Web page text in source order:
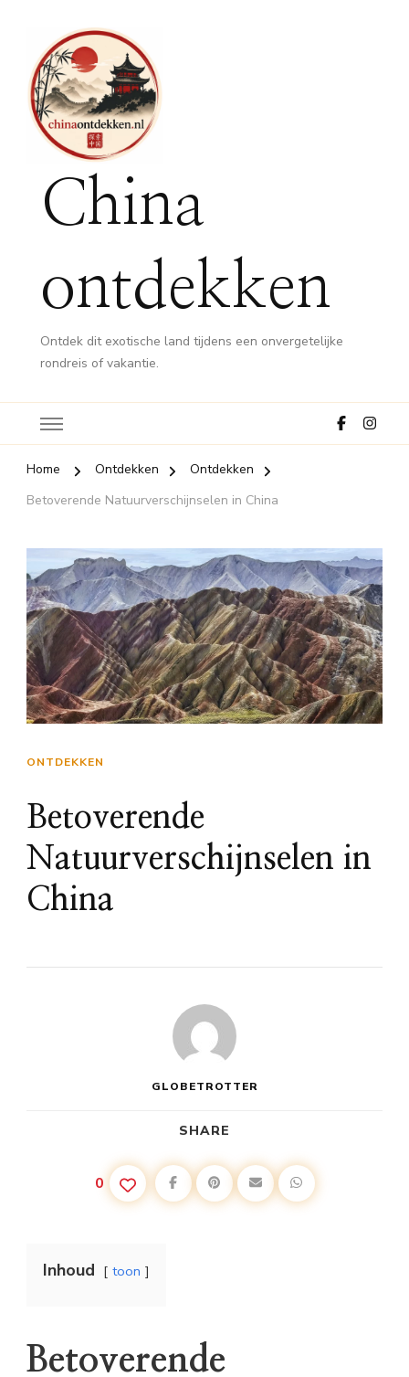
China
ontdekken
Ontdek dit exotische land tijdens een onvergetelijke
rondreis of vakantie.
Home Ontdekken
Ontdekken
Betoverende Natuurverschijnselen in China
ONTDEKKEN
Betoverende
Natuurverschijnselen in
China
GLOBETROTTER
SHARE
0
Inhoud toon
Betoverende